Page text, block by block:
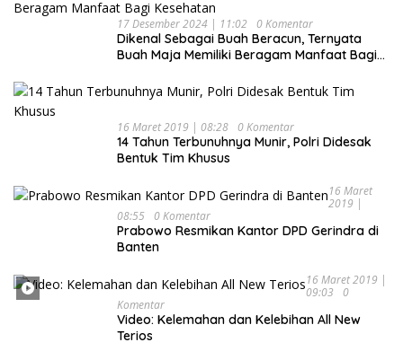
17 Desember 2024 | 11:02 0 Komentar
Dikenal Sebagai Buah Beracun, Ternyata
Buah Maja Memiliki Beragam Manfaat Bagi
16 Maret 2019 | 08:28 0 Komentar
14 Tahun Terbunuhnya Munir, Polri Didesak
Bentuk Tim Khusus
16 Maret
2019 |
08:55 0 Komentar
Prabowo Resmikan Kantor DPD Gerindra di
Banten
16 Maret 2019 |
09:03
0
Komentar
Video: Kelemahan dan Kelebihan All New
Terios